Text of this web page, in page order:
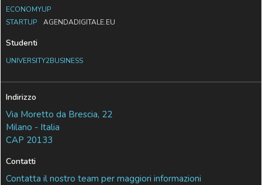
ECONOMYUP
STARTUP
AGENDADIGITALE.EU
Studenti
UNIVERSITY2BUSINESS
Indirizzo
Via Moretto da Brescia, 22
Milano - Italia
CAP 20133
Contatti
Contatta il nostro team per maggiori informazioni